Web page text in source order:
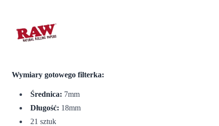
Wymiary gotowego filterka:
Średnica: 7mm
Długość: 18mm
21 sztuk